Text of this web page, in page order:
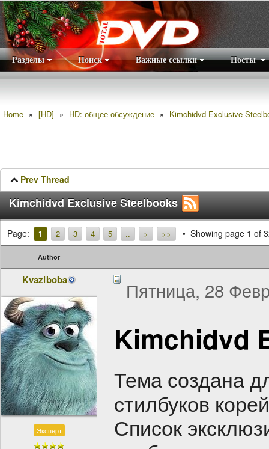
Разделы Поиск Важные ссылки Посты
Home » [HD] » HD: общее обсуждение » Kimchidvd Exclusive
Prev Thread
Kimchidvd Exclusive Steelbooks
Page: 1 2 3 4 5 .. > >> Showing page 1 of
Author
Kvaziboba
Эксперт
Пятница, 28
Kimchidvd
Тема создана
стилбуков
Список